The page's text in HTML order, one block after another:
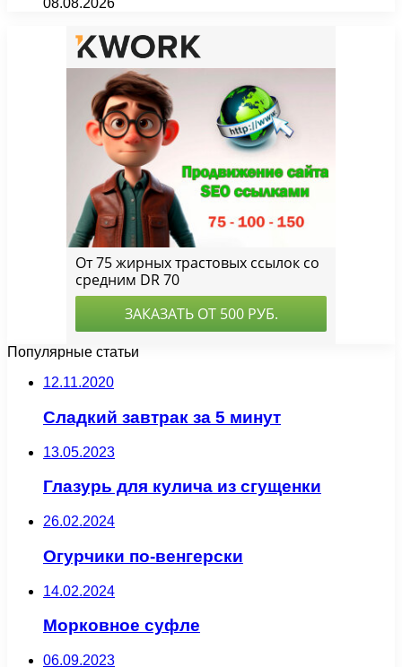
08.08.2026
Популярные статьи
12.11.2020
Сладкий завтрак за 5 минут
13.05.2023
Глазурь для кулича из сгущенки
26.02.2024
Огурчики по-венгерски
14.02.2024
Морковное суфле
06.09.2023